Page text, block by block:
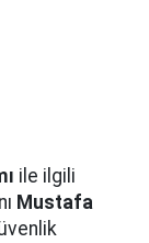
ile ilgili
Mustafa